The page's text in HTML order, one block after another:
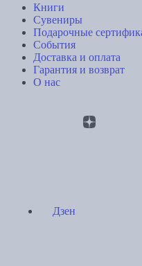
Книги
Сувениры
Подарочные
События
Доставка и оплата
Гарантия и возврат
О нас
Дзен